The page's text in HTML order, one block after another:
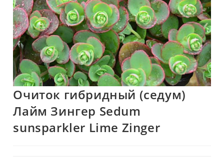
Очиток гибридный (седум)
Лайм Зингер Sedum
sunsparkler Lime Zinger